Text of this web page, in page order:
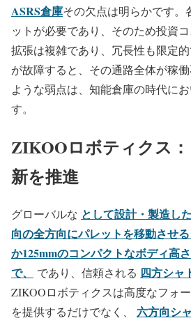
ASRS倉庫その欠点は明らかです。
ットが必要であり、そのため投資コ
拡張は複雑であり、冗長性も限定
が故障すると、その通路全体が稼
ような弱点は、知能倉庫の時代に
す。
ZIKOOロボティクス
新を推進
グローバルな として設計・製造し
向の全方向にパレットを移動させ
か125mmのコンパクトなボディ高
で、
であり、信頼される 四方シャ
ZIKOOロボティクスは高度なフォ
を提供するだけでなく、 六方向シ